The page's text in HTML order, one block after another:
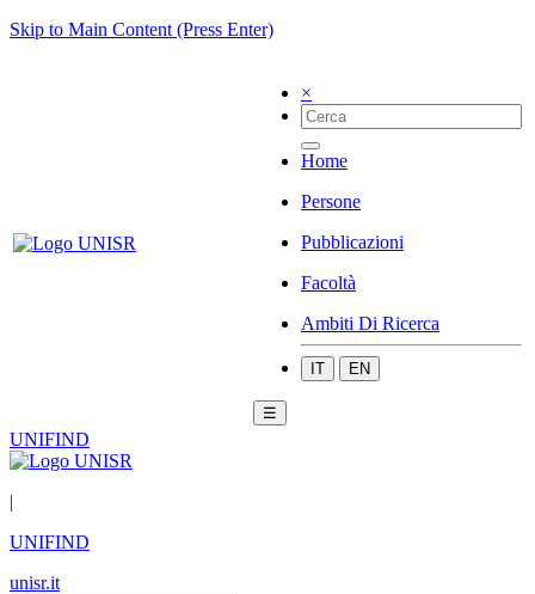
Skip to Main Content (Press Enter)
×
Home
Persone
Pubblicazioni
Facoltà
Ambiti Di Ricerca
IT EN
☰
UNIFIND
|
UNIFIND
unisr.it